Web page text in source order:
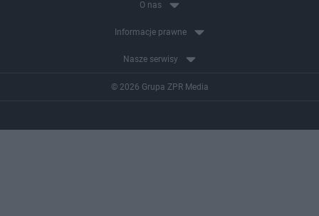
O nas
Informacje prawne
Nasze serwisy
© 2026 Grupa ZPR Media